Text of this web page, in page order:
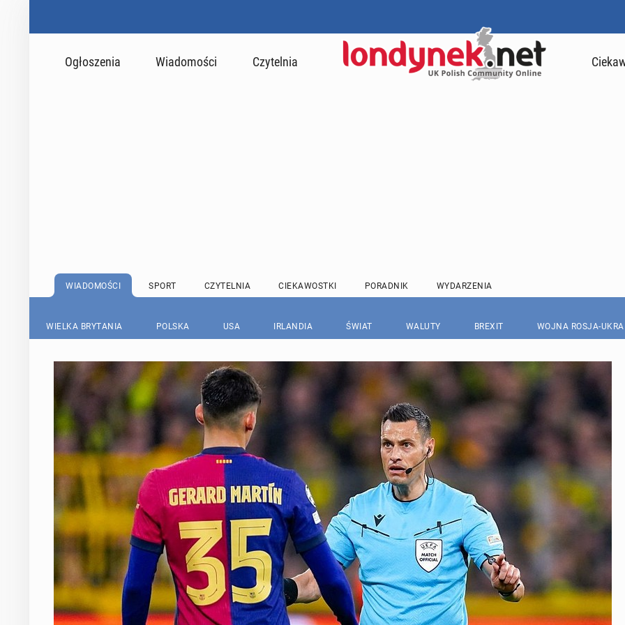
Ogłoszenia Wiadomości Czytelnia
WIADOMOŚCI SPORT CZYTELNIA CIEKAWOSTKI PORADNIK WYDARZENIA
WIELKA BRYTANIA POLSKA USA IRLANDIA ŚWIAT WALUTY BREXIT WOJNA ROSJA-